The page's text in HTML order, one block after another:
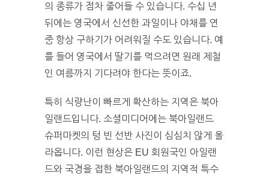
의 종류가 점차 줄어들 수 있습니다. 수십 년
뒤에는 영국에서 신선한 과일이나 야채를 연
중 항상 구하기가 어려워질 수도 있습니다. 예
를 들어 영국에서 딸기를 먹으려면 원래 제철
인 여름까지 기다려야 한다는 뜻이죠.
특히 식량난이 빠르게 확산하는 지역은 북아
일랜드입니다. 소셜미디어에는 북아일랜드
슈퍼마켓의 텅 빈 선반 사진이 심심치 않게 올
라옵니다. 이런 현상은 EU 회원국인 아일랜
드와 국경을 접한 북아일랜드의 지역적 특수